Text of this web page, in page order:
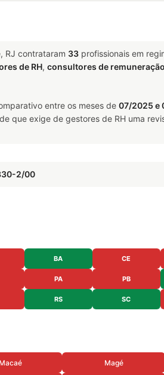
RJ contrataram 33 profissionais em
de RH, consultores de remuneração
entre os meses de 07/2025 e
que exige de gestores de RH uma
2/00
BA CE
PA PB
RS SC
Macaé Magé